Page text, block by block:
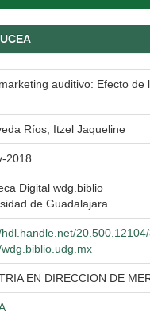
auditivo: Efecto
Ríos, Itzel Jaqueline
2018
Digital wdg.biblio
de Guadalajara
EN DIRECCION DE